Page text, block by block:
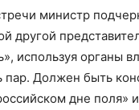
министр
другой
используя органы
пар. Должен быть
дне поля»